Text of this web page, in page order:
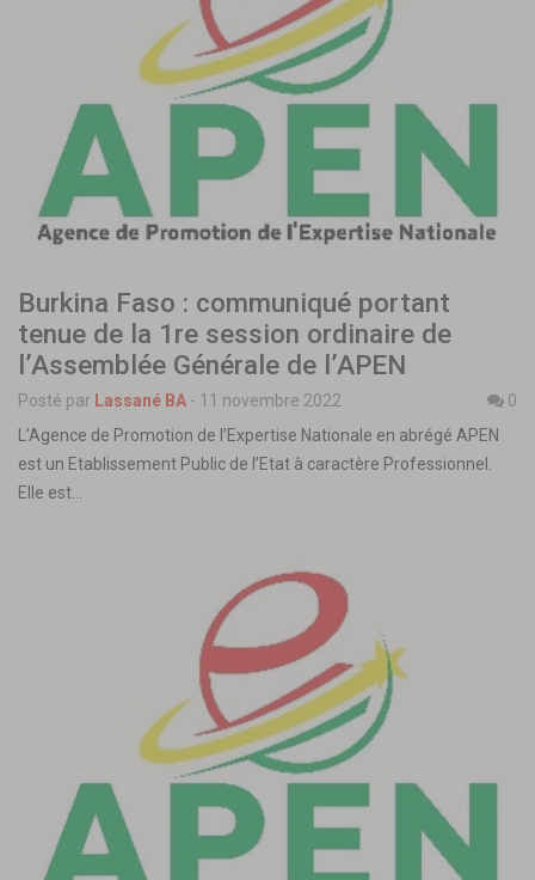
Burkina Faso : communiqué portant
tenue de la 1re session ordinaire de
l’Assemblée Générale de l’APEN
Posté par Lassané BA - 11 novembre 2022
0
L’Agence de Promotion de l’Expertise Nationale en abrégé APEN
est un Etablissement Public de l’Etat à caractère Professionnel.
Elle est…